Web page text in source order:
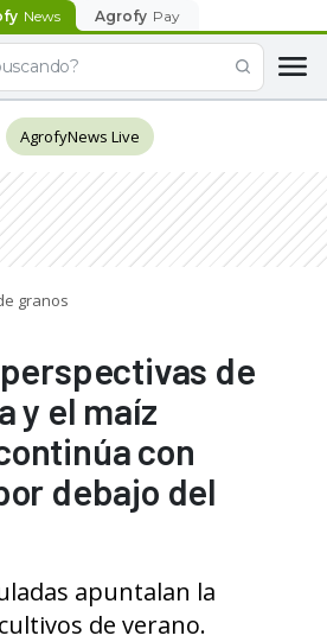
News Agrofy Pay
AgrofyNews Live
granos
de
y el maíz
con
debajo del
apuntalan la
de verano.